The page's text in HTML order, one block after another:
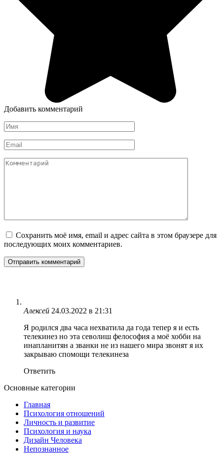
Добавить комментарий
Имя
*
Email
*
Комментарий
Сохранить моё имя, email и адрес сайта в этом браузере для
последующих моих комментариев.
Алексей 24.03.2022 в 21:31
Я родился два часа нехватила да года тепер я и есть
телекинез но эта севолиш фелософия а моё хобби на
инапланитян а званки не из нашего мира звонят я их
закрываю спомощи телекинеза
Ответить
Основные категории
Главная
Психология отношений
Личность и развитие
Психология и наука
Дизайн Человека
Непознанное